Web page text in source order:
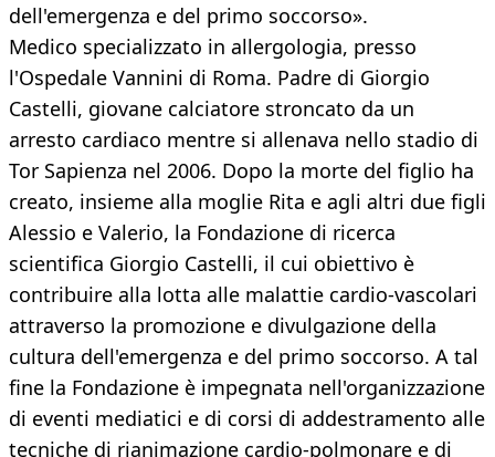
dell'emergenza e del primo soccorso».
Medico specializzato in allergologia, presso
l'Ospedale Vannini di Roma. Padre di Giorgio
Castelli, giovane calciatore stroncato da un
arresto cardiaco mentre si allenava nello stadio di
Tor Sapienza nel 2006. Dopo la morte del figlio ha
creato, insieme alla moglie Rita e agli altri due figli
Alessio e Valerio, la Fondazione di ricerca
scientifica Giorgio Castelli, il cui obiettivo è
contribuire alla lotta alle malattie cardio-vascolari
attraverso la promozione e divulgazione della
cultura dell'emergenza e del primo soccorso. A tal
fine la Fondazione è impegnata nell'organizzazione
di eventi mediatici e di corsi di addestramento alle
tecniche di rianimazione cardio-polmonare e di